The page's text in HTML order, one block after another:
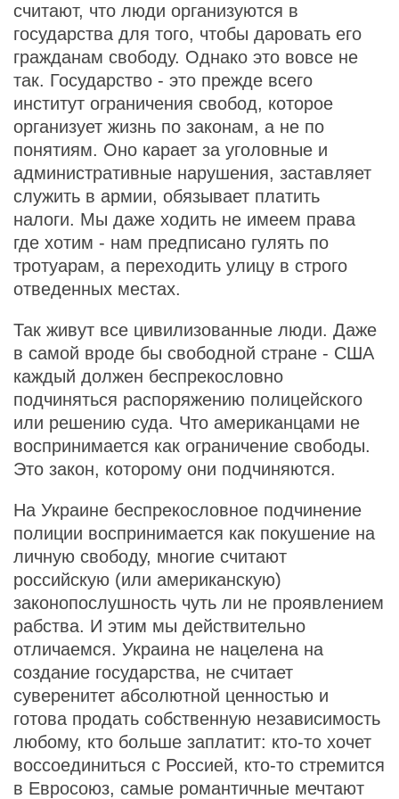
считают, что люди организуются в
государства для того, чтобы даровать его
гражданам свободу. Однако это вовсе не
так. Государство - это прежде всего
институт ограничения свобод, которое
организует жизнь по законам, а не по
понятиям. Оно карает за уголовные и
административные нарушения, заставляет
служить в армии, обязывает платить
налоги. Мы даже ходить не имеем права
где хотим - нам предписано гулять по
тротуарам, а переходить улицу в строго
отведенных местах.
Так живут все цивилизованные люди. Даже
в самой вроде бы свободной стране - США
каждый должен беспрекословно
подчиняться распоряжению полицейского
или решению суда. Что американцами не
воспринимается как ограничение свободы.
Это закон, которому они подчиняются.
На Украине беспрекословное подчинение
полиции воспринимается как покушение на
личную свободу, многие считают
российскую (или американскую)
законопослушность чуть ли не проявлением
рабства. И этим мы действительно
отличаемся. Украина не нацелена на
создание государства, не считает
суверенитет абсолютной ценностью и
готова продать собственную независимость
любому, кто больше заплатит: кто-то хочет
воссоединиться с Россией, кто-то стремится
в Евросоюз, самые романтичные мечтают